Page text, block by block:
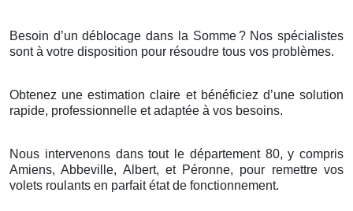
Besoin d’un déblocage dans la Somme ? Nos spécialistes
sontà votre disposition pour résoudre tous vos probl èmes.
Obtenez une estimation claire et bénéficiez d’une solution
rapide, professionnelle et adaptée à vos besoins.
Nous intervenons dans tout le département 80, y compris
Amiens, Abbeville, Albert, et Péronne, pour remettre vos
volets roulants en parfait état de fonctionnement.